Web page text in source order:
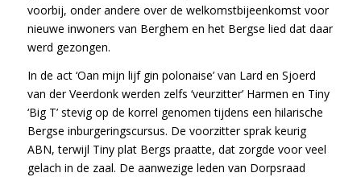
voorbij, onder andere over de welkomstbijeenkomst voor
nieuwe inwoners van Berghem en het Bergse lied dat daar
werd gezongen.
In de act ‘Oan mijn lijf gin polonaise’ van Lard en Sjoerd
van der Veerdonk werden zelfs ‘veurzitter’ Harmen en Tiny
‘Big T’ stevig op de korrel genomen tijdens een hilarische
Bergse inburgeringscursus. De voorzitter sprak keurig
ABN, terwijl Tiny plat Bergs praatte, dat zorgde voor veel
gelach in de zaal. De aanwezige leden van Dorpsraad